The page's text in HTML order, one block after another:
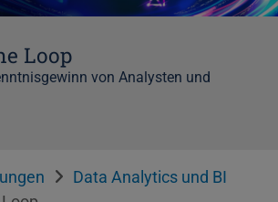
Loop
von Analysten und
Data Analytics und BI